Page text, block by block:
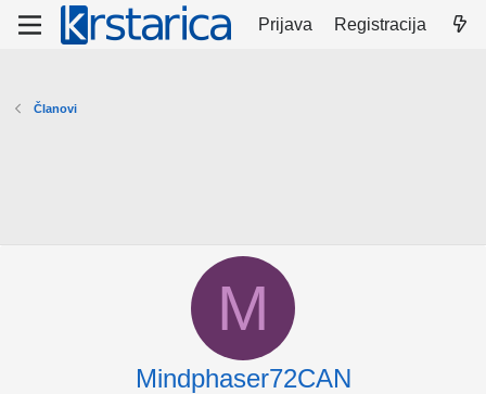
Prijava Registracija
Članovi
M
Mindphaser72CAN